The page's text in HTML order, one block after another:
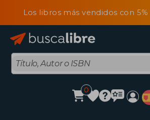
Los libros más vendidos con
0